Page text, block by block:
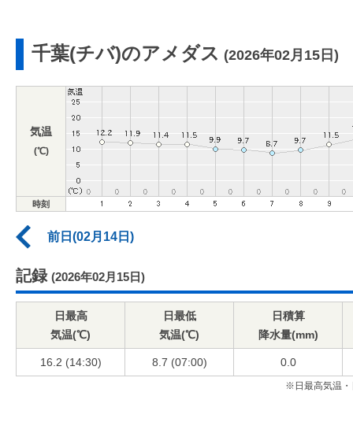
千葉(チバ)のアメダス (2026年02月15日)
気温
(℃)
時刻
前日(02月14日)
記録 (2026年02月15日)
日最高
気温(℃)
日最低
気温(℃)
日積算
降水量(mm)
16.2 (14:30) 8.7 (07:00) 0.0
※日最高気温・